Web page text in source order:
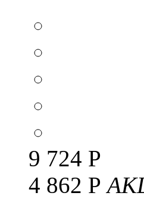
9 724 Р
4 862 Р